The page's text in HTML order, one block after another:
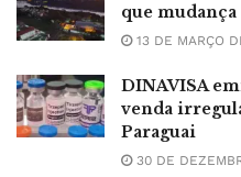
que
13 DE MARÇO
DINAVISA
venda
Paraguai
30 DE